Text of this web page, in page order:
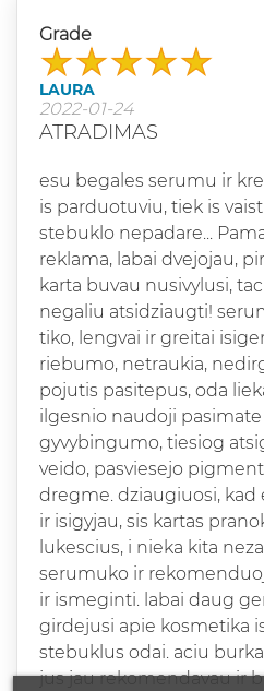
Grade
LAURA
2022-01-24
ATRADIMAS
esu begales serumu ir
is parduotuviu, tiek is
stebuklo nepadare...
reklama, labai dvejojau,
karta buvau nusivylusi,
negaliu atsidziaugti!
tiko, lengvai ir greitai
riebumo, netraukia,
pojutis pasitepus, oda
ilgesnio naudoji pasimate
gyvybingumo, tiesiog
veido, pasviesejo
dregme. dziaugiuosi, kad
ir isigyjau, sis kartas
lukescius, i nieka kita
serumuko ir
ir ismeginti. labai daug
girdejusi apie kosmetika
stebuklus odai. aciu
jus jau rekomendavau ir